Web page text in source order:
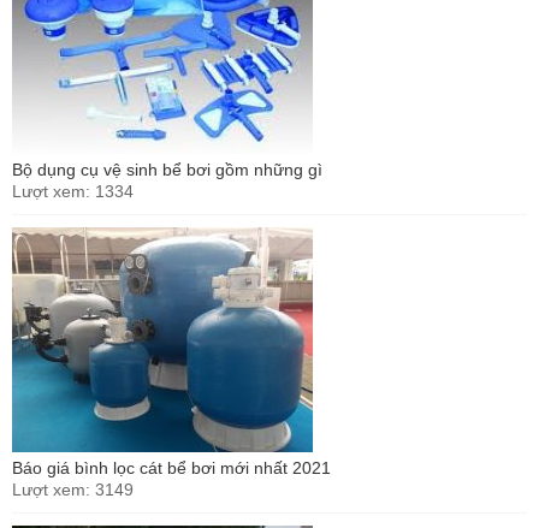
Bộ dụng cụ vệ sinh bể bơi gồm những gì
Lượt xem: 1334
Báo giá bình lọc cát bể bơi mới nhất 2021
Lượt xem: 3149